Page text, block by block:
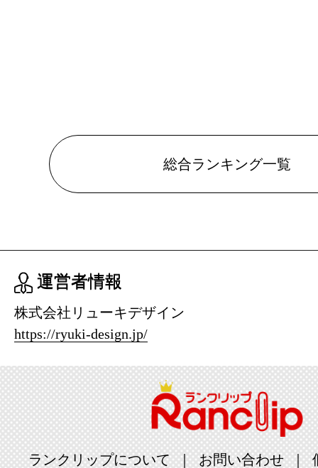
総合ランキング一覧
運営者情報
株式会社リューキデザイン
https://ryuki-design.jp/
ランクリップについて お問い合わせ